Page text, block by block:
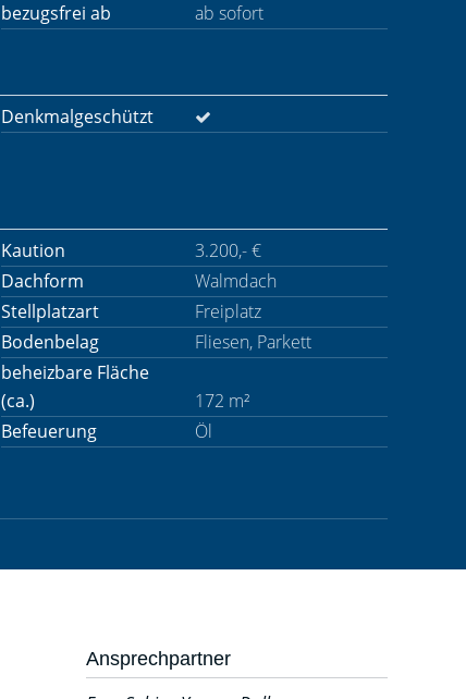
bezugsfrei ab ab sofort
Denkmalgeschützt
Kaution
3.200,- €
Dachform
Walmdach
Stellplatzart
Freiplatz
Bodenbelag Fliesen, Parkett
beheizbare Fläche
(ca.)
172 m²
Befeuerung
Öl
Ansprechpartner